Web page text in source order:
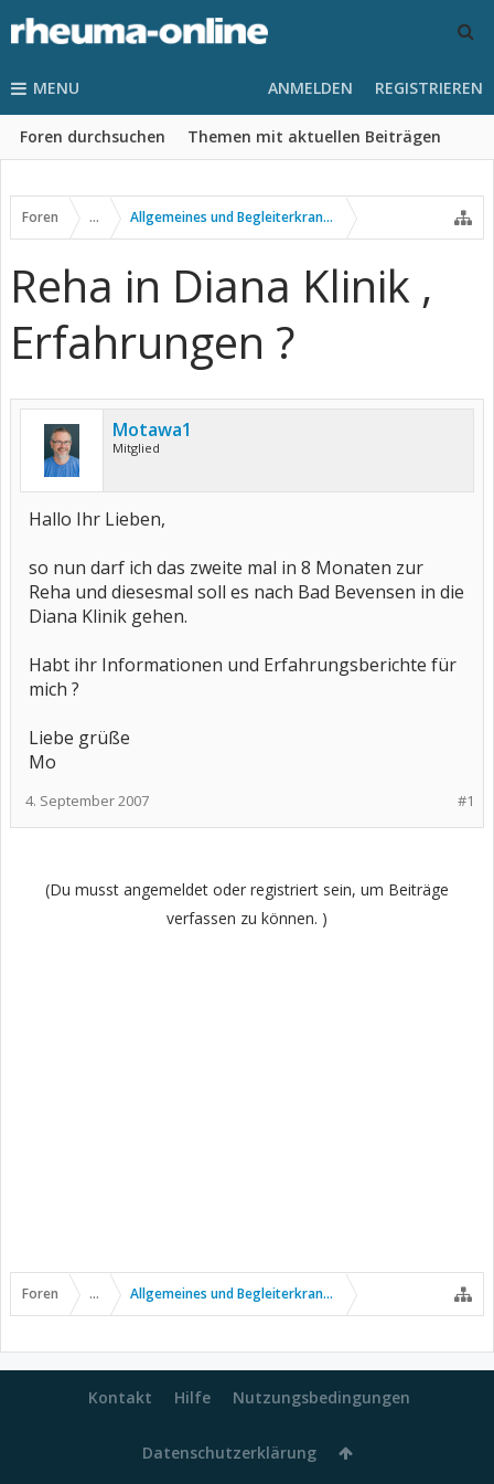
MENU
Foren durchsuchen Themen mit aktuellen Beiträgen
ANMELDEN REGISTRIEREN
Foren ... Allgemeines und Begleiterkrankungen
Reha in Diana Klinik ,
Erfahrungen ?
Motawa1
Mitglied
Hallo Ihr Lieben,
so nun darf ich das zweite mal in 8 Monaten zur
Reha und diesesmal soll es nach Bad Bevensen in die
Diana Klinik gehen.
Habt ihr Informationen und Erfahrungsberichte für
mich ?
Liebe grüße
Mo
#1
4. September 2007
(Du musst angemeldet oder registriert sein, um Beiträge
verfassen zu können. )
Foren ... Allgemeines und Begleiterkrankungen
Kontakt Hilfe Nutzungsbedingungen
Datenschutzerklärung